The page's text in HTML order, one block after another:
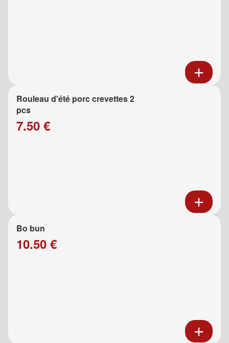
Rouleau d'été porc crevettes 2
pcs
7.50 €
Bo bun
10.50 €